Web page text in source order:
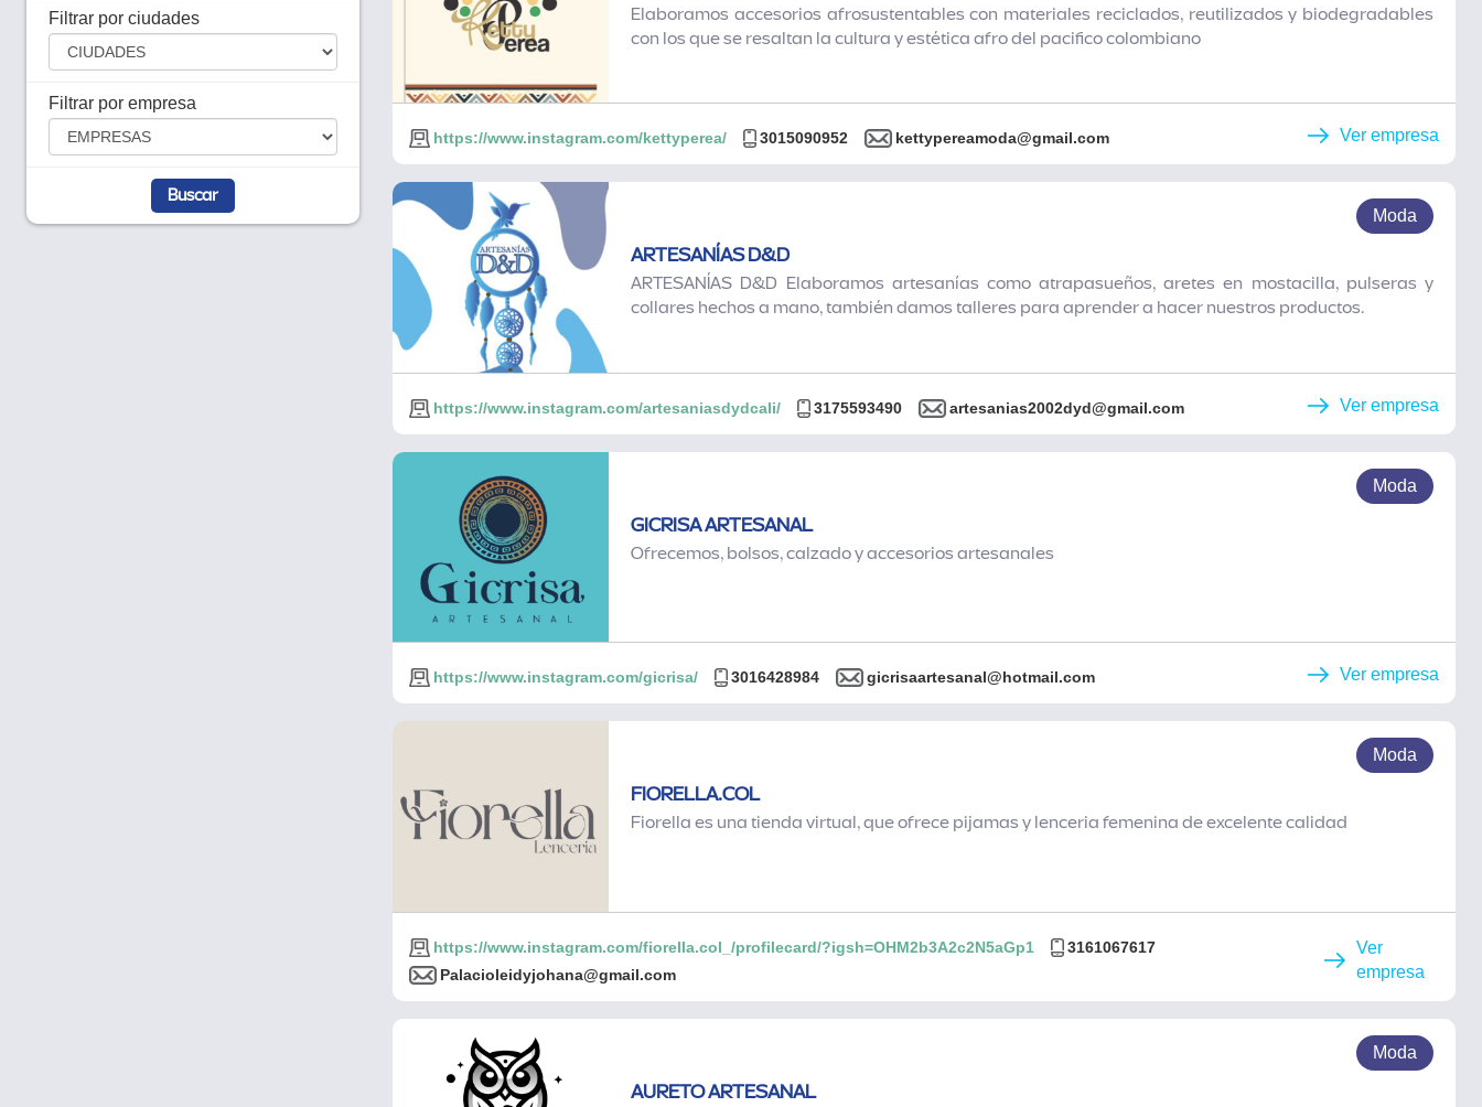
Filtrar por ciudades
Filtrar por empresa
Elaboramos accesorios afrosustentables con materiales reciclados, reutilizados y biodegradables
con los que se resaltan la cultura y estética afro del pacifico colombiano
https://www.instagram.com/kettyperea/ 3015090952 kettypereamoda@gmail.com Ver empresa
Moda
ARTESANÍAS D&D
ARTESANÍAS D&D Elaboramos artesanías como atrapasueños, aretes en mostacilla, pulseras y
collares hechos a mano, también damos talleres para aprender a hacer nuestros productos.
https://www.instagram.com/artesaniasdydcali/ 3175593490 artesanias2002dyd@gmail.com Ver empresa
Moda
GICRISA ARTESANAL
Ofrecemos, bolsos, calzado y accesorios artesanales
https://www.instagram.com/gicrisa/ 3016428984 gicrisaartesanal@hotmail.com Ver empresa
Moda
FIORELLA.COL
Fiorella es una tienda virtual, que ofrece pijamas y lenceria femenina de excelente calidad
https://www.instagram.com/fiorella.col_/profilecard/?igsh=OHM2b3A2c2N5aGp1
3161067617
Palacioleidyjohana@gmail.com
Ver
empresa
Moda
AURETO ARTESANAL